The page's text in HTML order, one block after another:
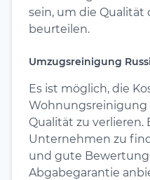
sein, um die Qualität
beurteilen.
Umzugsreinigung
Es ist möglich, die
Wohnungsreinigung
Qualität zu verlieren.
Unternehmen zu
und gute
Abgabegarantie